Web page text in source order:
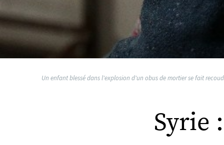
Un enfant blessé dans l'explosion d'un obus de mortier se fait
Syrie